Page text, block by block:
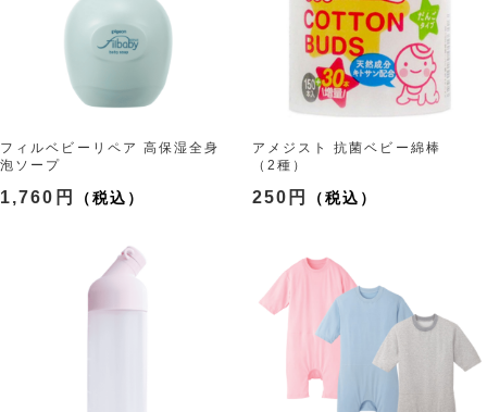
フィルベビーリペア 高保湿全身
泡ソープ
1,760円
アメジスト 抗菌ベビー綿棒
（2種）
250円